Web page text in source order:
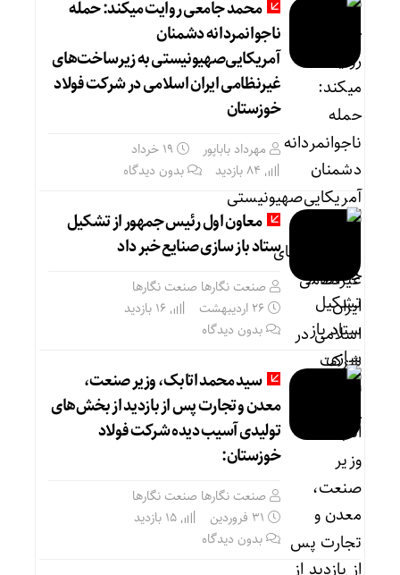
محمد جامعی روایت میکند: حمله
ناجوانمردانه دشمنان
آمریکایی‌صهیونیستی به زیرساخت‌های
غیرنظامی ایران اسلامی در شرکت فولاد
خوزستان
مهرداد باباپور
۱۹ خرداد
بدون دیدگاه
معاون اول رئیس جمهور از تشکیل
ستاد باز سازی صنایع خبر داد
صنعت نگارها صنعت نگارها
۲۶ اردیبهشت
بدون دیدگاه
سید محمد اتابک، وزیر صنعت،
معدن و تجارت پس از بازدید از بخش‌های
تولیدی آسیب دیده شرکت فولاد
خوزستان:
صنعت نگارها صنعت نگارها
۳۱ فروردین
بدون دیدگاه